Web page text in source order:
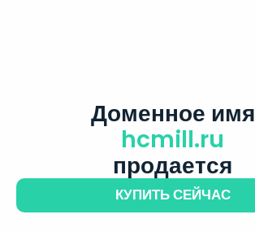
Доменное имя
hcmill.ru
продается
КУПИТЬ СЕЙЧАС